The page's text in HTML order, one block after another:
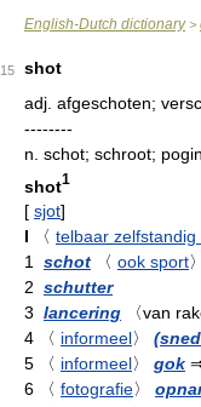
English-Dutch dictionary>
15
shot
adj. afgeschoten;
--------
n. schot; schroot;
shot1
[ sjot]
I
〈 telbaar zelfstandig
1 schot 〈 ook sport〉
2 schutter
3 lancering
〈van
4
〈 informeel〉
5
〈 informeel〉 gok
6
〈 fotografie〉